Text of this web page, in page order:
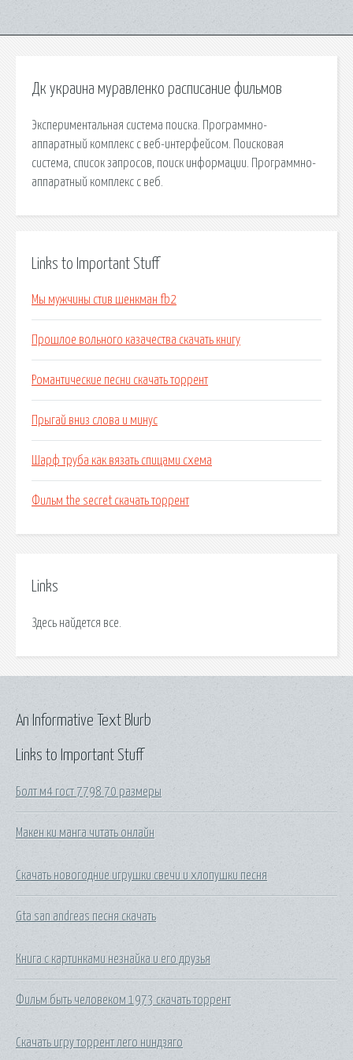
Дк украина муравленко расписание фильмов
Экспериментальная система поиска. Программно-
аппаратный комплекс с веб-интерфейсом. Поисковая
сиcтема, список запросов, поиск информации. Программно-
аппаратный комплекс с веб.
Links to Important Stuff
Мы мужчины стив шенкман fb2
Прошлое вольного казачества скачать книгу
Романтические песни скачать торрент
Прыгай вниз слова и минус
Шарф труба как вязать спицами схема
Фильм the secret скачать торрент
Links
Здесь найдется все.
Links to Important Stuff
Болт м4 гост 7798 70 размеры
Макен ки манга читать онлайн
Скачать новогодние игрушки свечи и хлопушки песня
Gta san andreas песня скачать
Книга с картинками незнайка и его друзья
Фильм быть человеком 1973 скачать торрент
Скачать игру торрент лего ниндзяго
An Informative Text Blurb